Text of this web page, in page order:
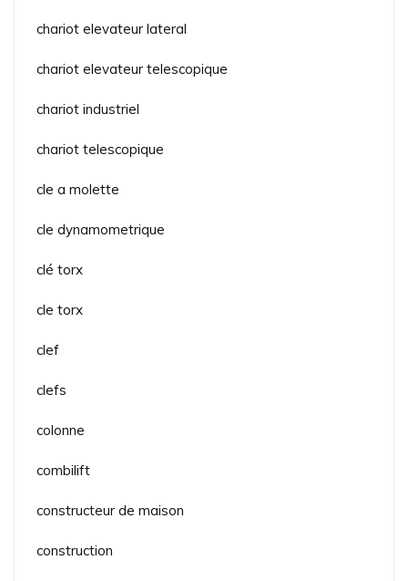
chariot elevateur lateral
chariot elevateur telescopique
chariot industriel
chariot telescopique
cle a molette
cle dynamometrique
clé torx
cle torx
clef
clefs
colonne
combilift
constructeur de maison
construction